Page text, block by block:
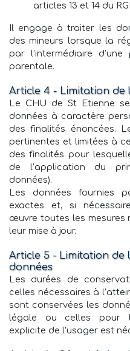
articles 13 et 14 du
Il engage à traiter les
des mineurs lorsque la
par l’intermédiaire
parentale.
Article 4 - Limitation de
Le CHU de St Etienne
données à caractère
des finalités énoncées.
pertinentes et limitées à
des finalités pour
de l’application du
données).
Les données fournies
exactes et, si
œuvre toutes les mesures
leur mise à jour.
Article 5 - Limitation de
données
Les durées de
celles nécessaires à
sont conservées les
légale ou celles pour
explicite de l'usager est